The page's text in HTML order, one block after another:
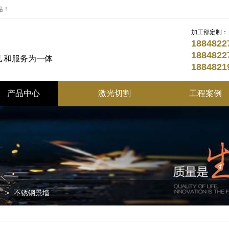
服务为一体
加工部定制：
产品中心
店不锈钢精品
锈钢花盆系列
激光切割 工程案例
> 不锈钢景墙